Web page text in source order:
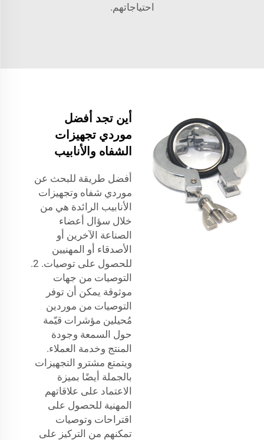
احتياجاتهم.
أين تجد أفضل
موردي تجهيزات
الشفاه والأنابيب
أفضل طريقة للبحث عن
موردي شفاه وتجهيزات
الأنابيب الرائدة هي من
خلال سؤال أعضاء
الصناعة الآخرين أو
الأصدقاء أو المهنيين
للحصول على توصيات. 2.
التوصيات من جهات
موثوقة يمكن أن توفر
التوصيات من موردين
مُحيلين مؤشرات قيّمة
حول السمعة وجودة
المنتج وخدمة العملاء.
ويتمتع مشترو التجهيزات
بالجملة أيضًا بميزة
الاعتماد على علاقاتهم
المهنية للحصول على
اقتراحات وتوصيات
تمكنهم من التركيز على